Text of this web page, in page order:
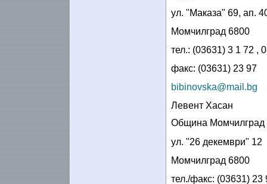
ул. "Маказа" 69, ап.
Момчилград 6800
тел.: (03631) 3 1 72 ,
факс: (03631) 23 97
bibinovska@mail.bg
Левент Хасан
Община Момчилград
ул. "26 декември" 12
Момчилград 6800
тел./факс: (03631) 23